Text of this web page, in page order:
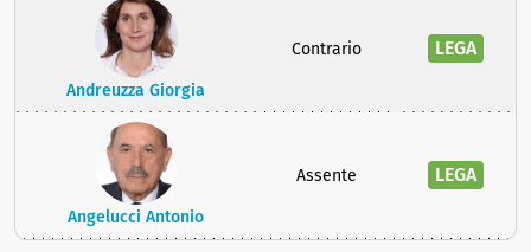
Andreuzza Giorgia
Contrario LEGA
Angelucci Antonio
Assente LEGA